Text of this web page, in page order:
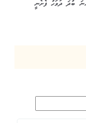
ބުދަ ދުވަހު ފެށެނީ